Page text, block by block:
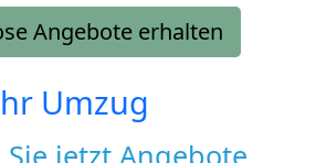
Angebote erhalten
Umzug
Sie jetzt Angebote